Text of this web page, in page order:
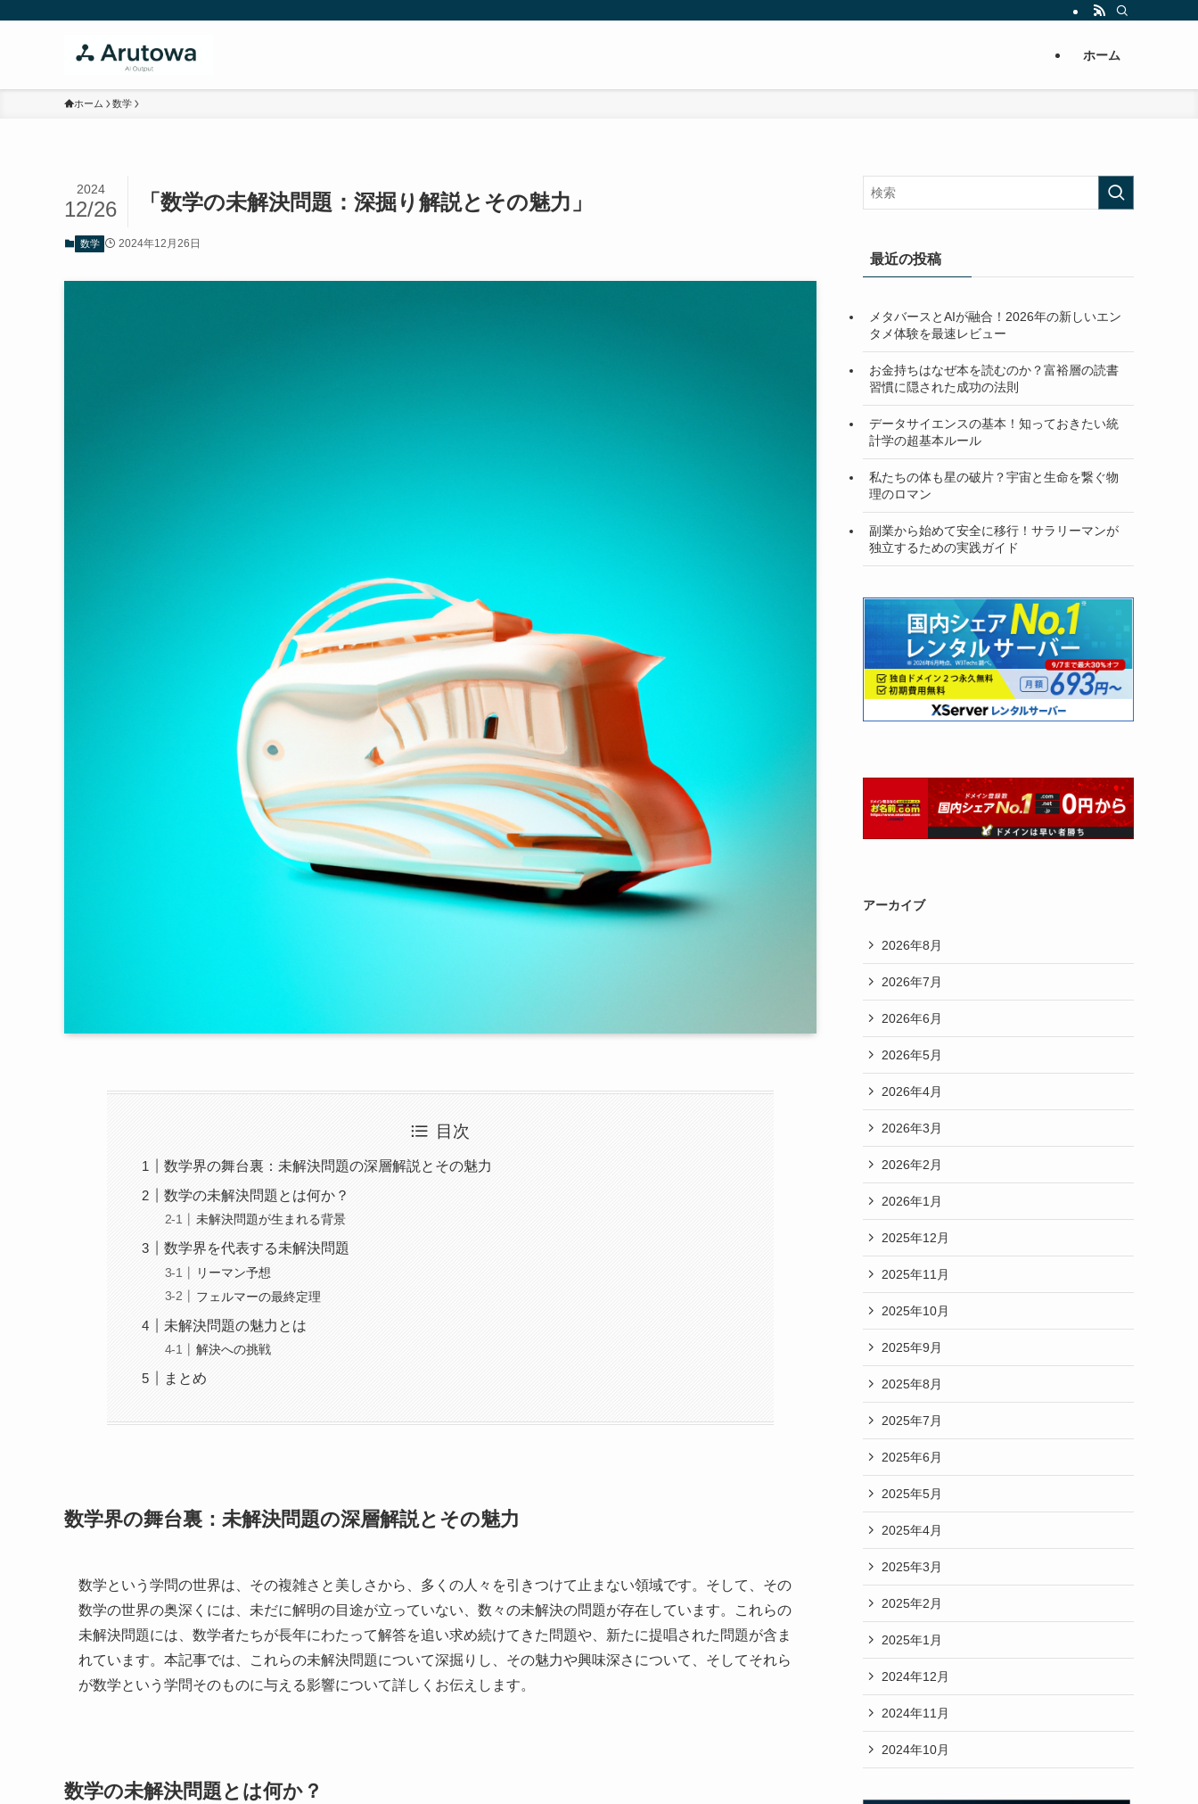
ホーム
ホーム 数学
「数学の未解決問題：深掘り解説とその魅力」
2024
12/26
数学 2024年12月26日
目次
数学界の舞台裏：未解決問題の深層解説とその魅力
数学の未解決問題とは何か？
未解決問題が生まれる背景
数学界を代表する未解決問題
リーマン予想
フェルマーの最終定理
未解決問題の魅力とは
解決への挑戦
まとめ
数学界の舞台裏：未解決問題の深層解説とその魅力
数学という学問の世界は、その複雑さと美しさから、多くの人々を引きつけて止まない領域です。そして、その
数学の世界の奥深くには、未だに解明の目途が立っていない、数々の未解決の問題が存在しています。これらの
未解決問題には、数学者たちが長年にわたって解答を追い求め続けてきた問題や、新たに提唱された問題が含ま
れています。本記事では、これらの未解決問題について深掘りし、その魅力や興味深さについて、そしてそれら
が数学という学問そのものに与える影響について詳しくお伝えします。
数学の未解決問題とは何か？
最近の投稿
メタバースとAIが融合！2026年の新しいエン
タメ体験を最速レビュー
お金持ちはなぜ本を読むのか？富裕層の読書
習慣に隠された成功の法則
データサイエンスの基本！知っておきたい統
計学の超基本ルール
私たちの体も星の破片？宇宙と生命を繋ぐ物
理のロマン
副業から始めて安全に移行！サラリーマンが
独立するための実践ガイド
アーカイブ
2026年8月
2026年7月
2026年6月
2026年5月
2026年4月
2026年3月
2026年2月
2026年1月
2025年12月
2025年11月
2025年10月
2025年9月
2025年8月
2025年7月
2025年6月
2025年5月
2025年4月
2025年3月
2025年2月
2025年1月
2024年12月
2024年11月
2024年10月